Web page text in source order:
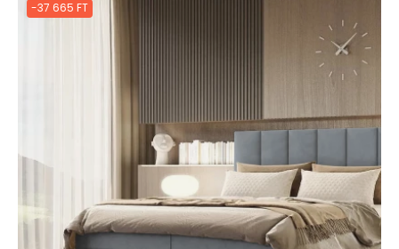
-37 665 FT